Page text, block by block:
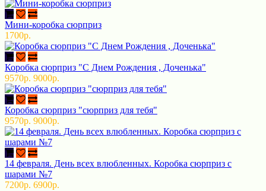
Мини-коробка сюрприз
1700р.
Коробка сюрприз "С Днем Рождения , Доченька"
9570р. 9000р.
Коробка сюрприз "сюрприз для тебя"
9570р. 9000р.
14 февраля. День всех влюбленных. Коробка сюрприз с
шарами №7
7200р. 6900р.